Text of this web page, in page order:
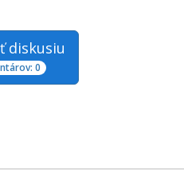
diskusiu
0